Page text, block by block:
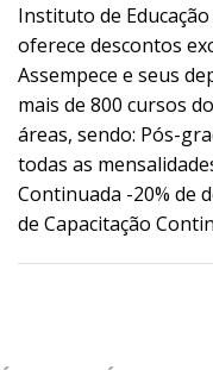
Instituto de
oferece descontos
Assempece e seus
mais de 800 cursos
áreas, sendo: Pós-
todas as
Continuada -20% de
de Capacitação